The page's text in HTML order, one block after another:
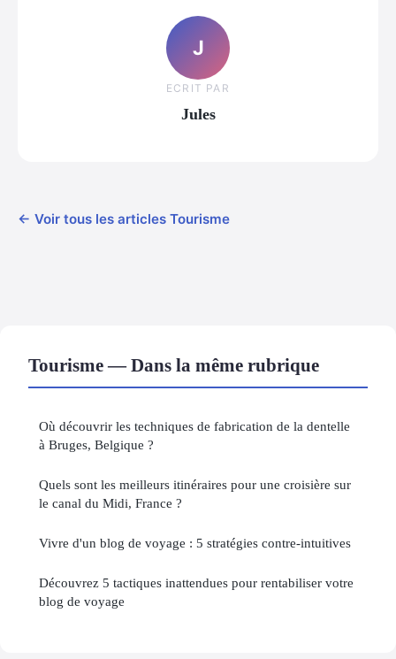
J
ECRIT PAR
Jules
← Voir tous les articles Tourisme
Tourisme — Dans la même rubrique
Où découvrir les techniques de fabrication de la dentelle
à Bruges, Belgique ?
Quels sont les meilleurs itinéraires pour une croisière sur
le canal du Midi, France ?
Vivre d'un blog de voyage : 5 stratégies contre-intuitives
Découvrez 5 tactiques inattendues pour rentabiliser votre
blog de voyage